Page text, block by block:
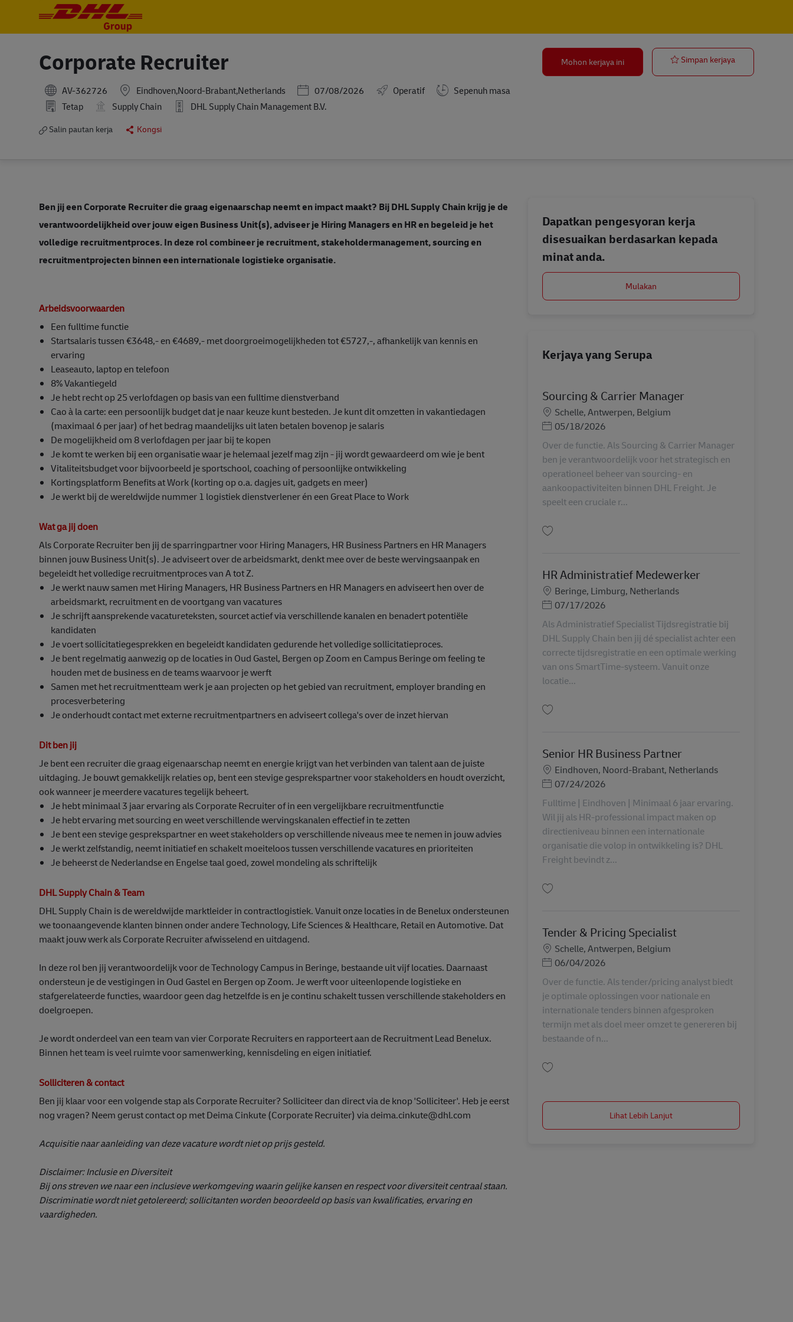
Corporate Recruiter
AV-362726 Eindhoven,Noord-Brabant,Netherlands Posted Date
07/08/2026 Operatif
Sepenuh masa
Tetap
Supply Chain DHL Supply Chain Management B.V.
Salin pautan kerja Kongsi
Mohon kerjaya ini Simpan kerjayaCorporate
Ben jij een Corporate Recruiter die graag eigenaarschap neemt en impact maakt? Bij DHL Supply Chain krijg je de
verantwoordelijkheid over jouw eigen Business Unit(s), adviseer je Hiring Managers en HR en begeleid je het
volledige recruitmentproces. In deze rol combineer je recruitment, stakeholdermanagement, sourcing en
recruitmentprojecten binnen een internationale logistieke organisatie.
Arbeidsvoorwaarden
Een fulltime functie
Startsalaris tussen €3648,- en €4689,- met doorgroeimogelijkheden tot €5727,-, afhankelijk van kennis en
ervaring
Leaseauto, laptop en telefoon
8% Vakantiegeld
Je hebt recht op 25 verlofdagen op basis van een fulltime dienstverband
Cao à la carte: een persoonlijk budget dat je naar keuze kunt besteden. Je kunt dit omzetten in vakantiedagen
(maximaal 6 per jaar) of het bedrag maandelijks uit laten betalen bovenop je salaris
De mogelijkheid om 8 verlofdagen per jaar bij te kopen
Je komt te werken bij een organisatie waar je helemaal jezelf mag zijn - jij wordt gewaardeerd om wie je bent
Vitaliteitsbudget voor bijvoorbeeld je sportschool, coaching of persoonlijke ontwikkeling
Kortingsplatform Benefits at Work (korting op o.a. dagjes uit, gadgets en meer)
Je werkt bij de wereldwijde nummer 1 logistiek dienstverlener én een Great Place to Work
Wat ga jij doen
Als Corporate Recruiter ben jij de sparringpartner voor Hiring Managers, HR Business Partners en HR Managers
binnen jouw Business Unit(s). Je adviseert over de arbeidsmarkt, denkt mee over de beste wervingsaanpak en
begeleidt het volledige recruitmentproces van A tot Z.
Je werkt nauw samen met Hiring Managers, HR Business Partners en HR Managers en adviseert hen over de
arbeidsmarkt, recruitment en de voortgang van vacatures
Je schrijft aansprekende vacatureteksten, sourcet actief via verschillende kanalen en benadert potentiële
kandidaten
Je voert sollicitatiegesprekken en begeleidt kandidaten gedurende het volledige sollicitatieproces.
Je bent regelmatig aanwezig op de locaties in Oud Gastel, Bergen op Zoom en Campus Beringe om feeling te
houden met de business en de teams waarvoor je werft
Samen met het recruitmentteam werk je aan projecten op het gebied van recruitment, employer branding en
procesverbetering
Je onderhoudt contact met externe recruitmentpartners en adviseert collega's over de inzet hiervan
Dit ben jij
Je bent een recruiter die graag eigenaarschap neemt en energie krijgt van het verbinden van talent aan de juiste
uitdaging. Je bouwt gemakkelijk relaties op, bent een stevige gesprekspartner voor stakeholders en houdt overzicht,
ook wanneer je meerdere vacatures tegelijk beheert.
Je hebt minimaal 3 jaar ervaring als Corporate Recruiter of in een vergelijkbare recruitmentfunctie
Je hebt ervaring met sourcing en weet verschillende wervingskanalen effectief in te zetten
Je bent een stevige gesprekspartner en weet stakeholders op verschillende niveaus mee te nemen in jouw advies
Je werkt zelfstandig, neemt initiatief en schakelt moeiteloos tussen verschillende vacatures en prioriteiten
Je beheerst de Nederlandse en Engelse taal goed, zowel mondeling als schriftelijk
DHL Supply Chain & Team
DHL Supply Chain is de wereldwijde marktleider in contractlogistiek. Vanuit onze locaties in de Benelux ondersteunen
we toonaangevende klanten binnen onder andere Technology, Life Sciences & Healthcare, Retail en Automotive. Dat
maakt jouw werk als Corporate Recruiter afwisselend en uitdagend.
In deze rol ben jij verantwoordelijk voor de Technology Campus in Beringe, bestaande uit vijf locaties. Daarnaast
ondersteun je de vestigingen in Oud Gastel en Bergen op Zoom. Je werft voor uiteenlopende logistieke en
stafgerelateerde functies, waardoor geen dag hetzelfde is en je continu schakelt tussen verschillende stakeholders en
doelgroepen.
Je wordt onderdeel van een team van vier Corporate Recruiters en rapporteert aan de Recruitment Lead Benelux.
Binnen het team is veel ruimte voor samenwerking, kennisdeling en eigen initiatief.
Solliciteren & contact
Ben jij klaar voor een volgende stap als Corporate Recruiter? Solliciteer dan direct via de knop 'Solliciteer'. Heb je eerst
nog vragen? Neem gerust contact op met Deima Cinkute (Corporate Recruiter) via deima.cinkute@dhl.com
Acquisitie naar aanleiding van deze vacature wordt niet op prijs gesteld.
Disclaimer: Inclusie en Diversiteit
Bij ons streven we naar een inclusieve werkomgeving waarin gelijke kansen en respect voor diversiteit centraal staan.
Discriminatie wordt niet getolereerd; sollicitanten worden beoordeeld op basis van kwalificaties, ervaring en
vaardigheden.
Dapatkan pengesyoran kerja
disesuaikan berdasarkan kepada
minat anda.
Mulakan
Kerjaya yang Serupa
Sourcing & Carrier Manager
LokasiSchelle, Antwerpen, Belgium
Posted Date
05/18/2026
Over de functie. Als Sourcing & Carrier Manager
ben je verantwoordelijk voor het strategisch en
operationeel beheer van sourcing- en
aankoopactiviteiten binnen DHL Freight. Je
speelt een cruciale r...
HR Administratief Medewerker
LokasiBeringe, Limburg, Netherlands
Posted Date
07/17/2026
Als Administratief Specialist Tijdsregistratie bij
DHL Supply Chain ben jij dé specialist achter een
correcte tijdsregistratie en een optimale werking
van ons SmartTime-systeem. Vanuit onze
locatie...
Senior HR Business Partner
LokasiEindhoven, Noord-Brabant, Netherlands
Posted Date
07/24/2026
Fulltime | Eindhoven | Minimaal 6 jaar ervaring.
Wil jij als HR-professional impact maken op
directieniveau binnen een internationale
organisatie die volop in ontwikkeling is? DHL
Freight bevindt z...
Tender & Pricing Specialist
LokasiSchelle, Antwerpen, Belgium
Posted Date
06/04/2026
Over de functie. Als tender/pricing analyst biedt
je optimale oplossingen voor nationale en
internationale tenders binnen afgesproken
termijn met als doel meer omzet te genereren bij
bestaande of n...
Lihat Lebih Lanjut